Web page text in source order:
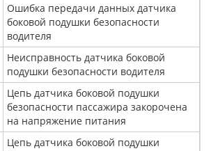
Ошибка передачи данных датчика
боковой подушки безопасности
водителя
Неисправность датчика боковой
подушки безопасности водителя
Цепь датчика боковой подушки
безопасности пассажира закорочена
на напряжение питания
Цепь датчика боковой подушки